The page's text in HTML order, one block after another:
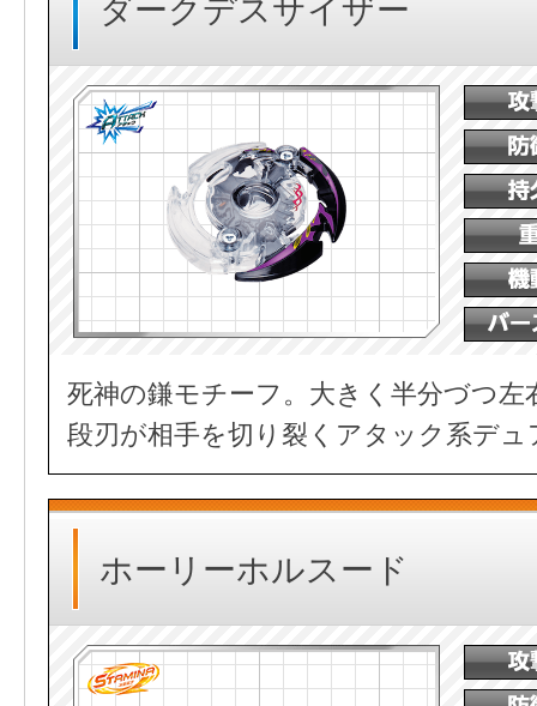
ダークデスサイザー
死神の鎌モチーフ。大きく半分づつ
段刃が相手を切り裂くアタック系デ
ホーリーホルスード